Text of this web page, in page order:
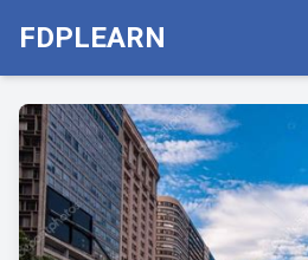
FDPLEARN